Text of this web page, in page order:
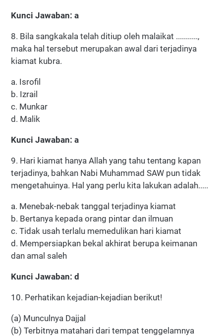
Kunci Jawaban: a
8. Bila sangkakala telah ditiup oleh malaikat ...........,
maka hal tersebut merupakan awal dari terjadinya
kiamat kubra.
a. Isrofil
b. Izrail
c. Munkar
d. Malik
Kunci Jawaban: a
9. Hari kiamat hanya Allah yang tahu tentang kapan
terjadinya, bahkan Nabi Muhammad SAW pun tidak
mengetahuinya. Hal yang perlu kita lakukan adalah.....
a. Menebak-nebak tanggal terjadinya kiamat
b. Bertanya kepada orang pintar dan ilmuan
c. Tidak usah terlalu memedulikan hari kiamat
d. Mempersiapkan bekal akhirat berupa keimanan
dan amal saleh
Kunci Jawaban: d
10. Perhatikan kejadian-kejadian berikut!
(a) Munculnya Dajjal
(b) Terbitnya matahari dari tempat tenggelamnya